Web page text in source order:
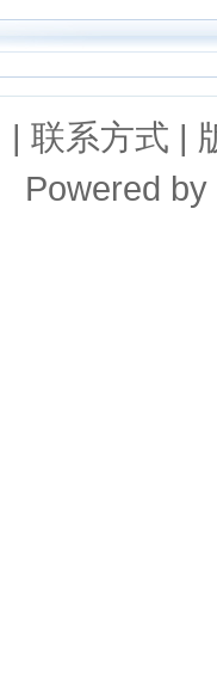
| 联系方式 |
Powered by